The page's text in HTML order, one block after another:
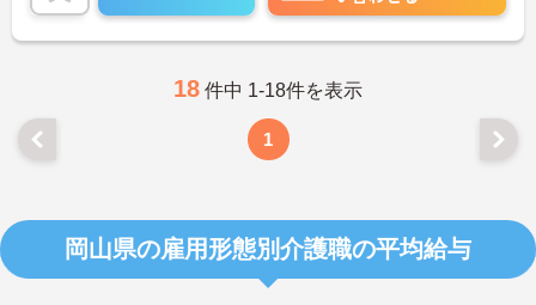
です。
ご興味ある方には、面接のポイントなど、さらに詳
18 件中 1-18件を表示
1
岡山県の雇用形態別介護職の平均給与